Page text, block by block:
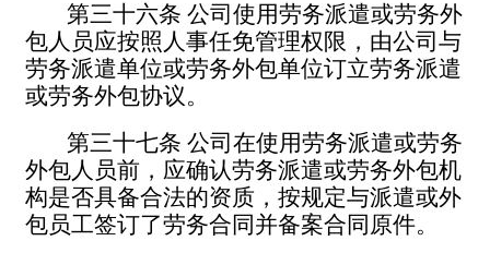
第三十六条 公司使用劳务派遣或劳务外
包人员应按照人事任免管理权限，由公司与
劳务派遣单位或劳务外包单位订立劳务派遣
或劳务外包协议。
第三十七条 公司在使用劳务派遣或劳务
外包人员前，应确认劳务派遣或劳务外包机
构是否具备合法的资质，按规定与派遣或外
包员工签订了劳务合同并备案合同原件。